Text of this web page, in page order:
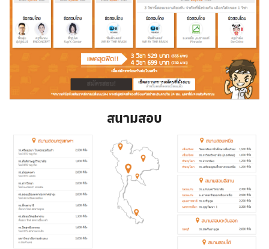
Search
for: Search
สนามสอบ